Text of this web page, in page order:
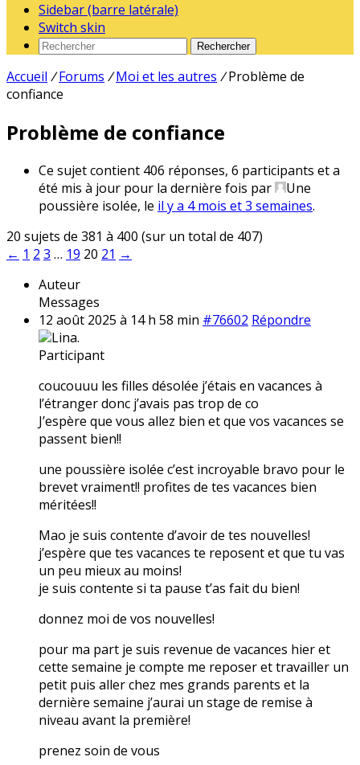
Sidebar (barre latérale)
Switch skin
Rechercher
Accueil / Forums / Moi et les autres / Problème de
confiance
Problème de confiance
Ce sujet contient 406 réponses, 6 participants et a
été mis à jour pour la dernière fois par
Une
poussière isolée, le il y a 4 mois et 3 semaines.
20 sujets de 381 à 400 (sur un total de 407)
← 1 2 3 … 19 20 21 →
Auteur
Messages
12 août 2025 à 14 h 58 min #76602 Répondre
Lina.
Participant
coucouuu les filles désolée j’étais en vacances à
l’étranger donc j’avais pas trop de co
J’espère que vous allez bien et que vos vacances se
passent bien!!
une poussière isolée c’est incroyable bravo pour le
brevet vraiment!! profites de tes vacances bien
méritées!!
Mao je suis contente d’avoir de tes nouvelles!
j’espère que tes vacances te reposent et que tu vas
un peu mieux au moins!
je suis contente si ta pause t’as fait du bien!
donnez moi de vos nouvelles!
pour ma part je suis revenue de vacances hier et
cette semaine je compte me reposer et travailler un
petit puis aller chez mes grands parents et la
dernière semaine j’aurai un stage de remise à
niveau avant la première!
prenez soin de vous